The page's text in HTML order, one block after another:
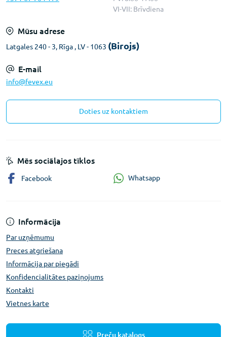
VI-VII: Brīvdiena
Mūsu adrese
Latgales 240 - 3, Rīga , LV - 1063 (Birojs)
E-mail
info@fevex.eu
Doties uz kontaktiem
Informācija
Par uzņēmumu
Preces atgriešana
Informācija par piegādi
Konfidencialitātes paziņojums
Kontakti
Vietnes karte
Preču katalogs
Mēs sociālajos tīklos
Facebook Whatsapp